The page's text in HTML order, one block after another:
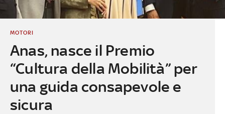
Anas, nasce il Premio
“Cultura della Mobilità” per
una guida consapevole e
sicura
MOTORI